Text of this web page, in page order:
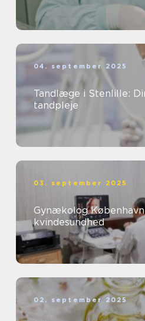
04. september 2025
Tandlæge i Stenlille:
tandpleje
03. september 2025
Gynækolog
kvindesundhed
02. september 2025